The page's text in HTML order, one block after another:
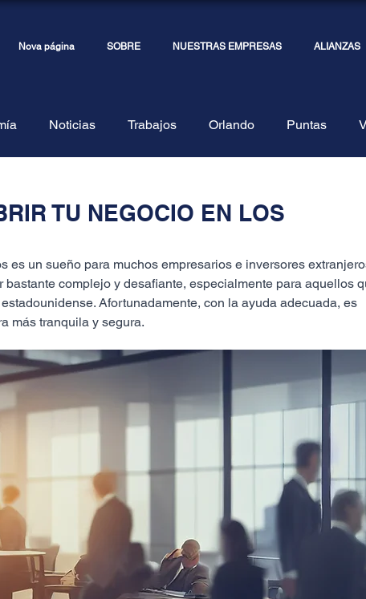
Nova página SOBRE NUESTRAS EMPRESAS ALIANZAS
Noticias Trabajos Orlando Puntas
Fotos y
TU NEGOCIO EN LOS
es un sueño para muchos empresarios e inversores
bastante complejo y desafiante, especialmente para aquellos
Afortunadamente, con la ayuda adecuada, es
más tranquila y segura.